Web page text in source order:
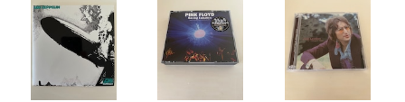
CASSETTES
JUNE 1993